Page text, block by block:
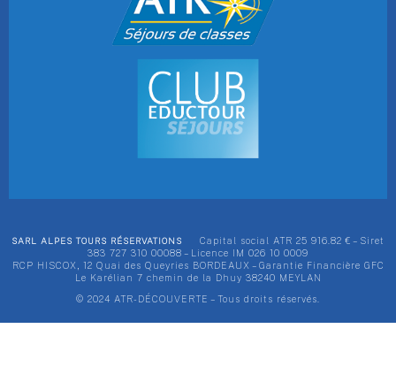
SARL ALPES TOURS RÉSERVATIONS
Capital social ATR 25 916.82 € – Siret
383 727 310 00088 – Licence IM 026 10 0009
RCP HISCOX, 12 Quai des Queyries BORDEAUX – Garantie Financière GFC
Le Karélian 7 chemin de la Dhuy 38240 MEYLAN
© 2024 ATR-DÉCOUVERTE – Tous droits réservés.